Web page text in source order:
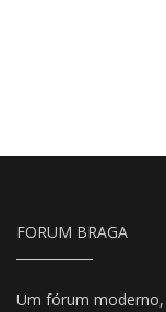
FORUM BRAGA
Um fórum